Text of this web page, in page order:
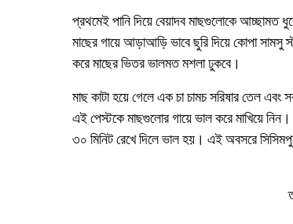
প্রথমেই পানি দিয়ে বেয়াদব মাছগুলোকে আচ্ছামত
মাছের গায়ে আড়াআড়ি ভাবে ছুরি দিয়ে কোপা
করে মাছের ভিতর ভালমত মশলা ঢুকবে।
মাছ কাটা হয়ে গেলে এক চা চামচ সরিষার তেল
এই পেস্টকে মাছগুলোর গায়ে ভাল করে মাখিয়ে
৩০ মিনিট রেখে দিলে ভাল হয়। এই অবসরে